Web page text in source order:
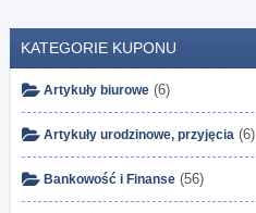
KATEGORIE KUPONU
Artykuły biurowe (6)
Artykuły urodzinowe, przyjęcia (6)
Bankowość i Finanse (56)